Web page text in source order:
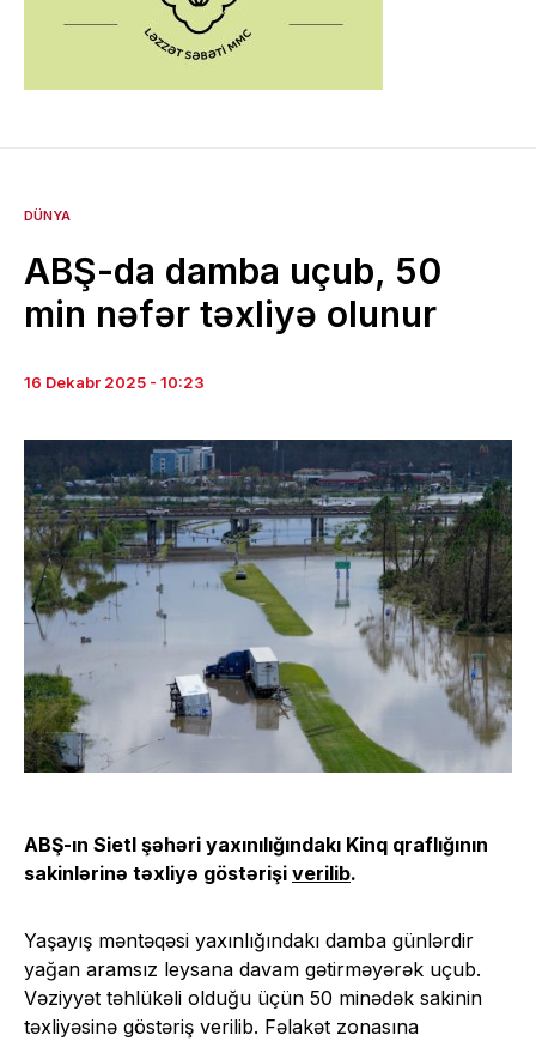
DÜNYA
ABŞ-da damba uçub, 50
min nəfər təxliyə olunur
16 Dekabr 2025 - 10:23
ABŞ-ın Sietl şəhəri yaxınılığındakı Kinq qraflığının
sakinlərinə təxliyə göstərişi verilib.
Yaşayış məntəqəsi yaxınlığındakı damba günlərdir
yağan aramsız leysana davam gətirməyərək uçub.
Vəziyyət təhlükəli olduğu üçün 50 minədək sakinin
təxliyəsinə göstəriş verilib. Fəlakət zonasına